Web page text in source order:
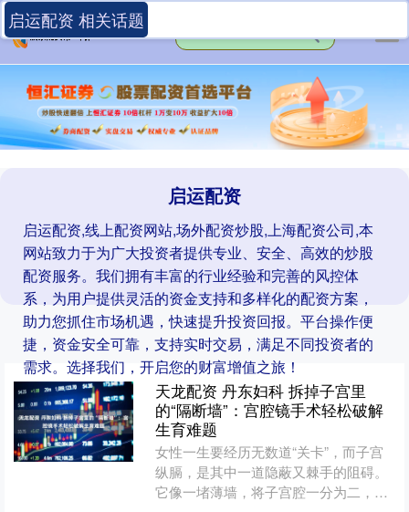
启运配资
启运配资,线上配资网站,场外配资炒股,上海配资公司,本
网站致力于为广大投资者提供专业、安全、高效的炒股
配资服务。我们拥有丰富的行业经验和完善的风控体
系，为用户提供灵活的资金支持和多样化的配资方案，
助力您抓住市场机遇，快速提升投资回报。平台操作便
捷，资金安全可靠，支持实时交易，满足不同投资者的
需求。选择我们，开启您的财富增值之旅！
启运配资 相关话题
天龙配资 丹东妇科 拆掉子宫里
的“隔断墙”：宫腔镜手术轻松破解
生育难题
女性一生要经历无数道“关卡”，而子宫
纵膈，是其中一道隐蔽又棘手的阻碍。
它像一堵薄墙，将子宫腔一分为二，不